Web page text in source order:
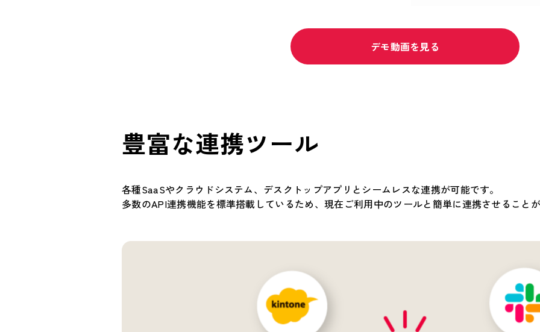
デモ動画を見る
豊富な連携ツール
各種SaaSやクラウドシステム、デスクトップアプリとシームレスな連携が可能です。
多数のAPI連携機能を標準搭載しているため、現在ご利用中のツールと簡単に連携させることが